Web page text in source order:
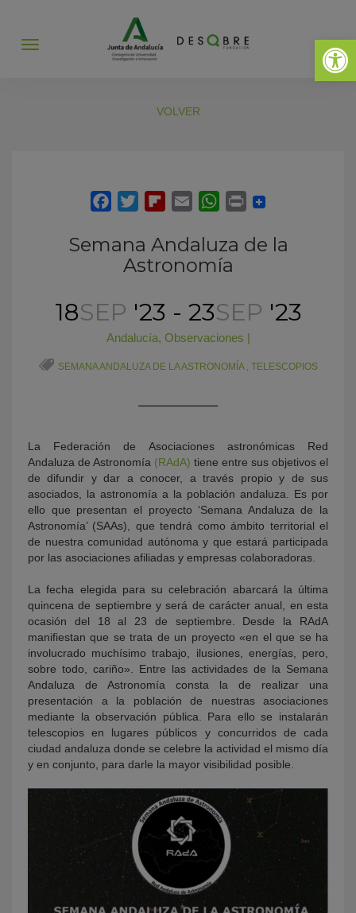
Abrir
Abrir
VOLVER
Semana Andaluza de la
Astronomía
18SEP '23 - 23SEP '23
Andalucía, Observaciones |
SEMANA ANDALUZA DE LA ASTRONOMÍA, TELESCOPIOS
La Federación de Asociaciones astronómicas Red
Andaluza de Astronomía (RAdA) tiene entre sus objetivos el
de difundir y dar a conocer, a través propio y de sus
asociados, la astronomía a la población andaluza. Es por
ello que presentan el proyecto ‘Semana Andaluza de la
Astronomía’ (SAAs), que tendrá como ámbito territorial el
de nuestra comunidad autónoma y que estará participada
por las asociaciones afiliadas y empresas colaboradoras.
La fecha elegida para su celebración abarcará la última
quincena de septiembre y será de carácter anual, en esta
ocasión del 18 al 23 de septiembre. Desde la RAdA
manifiestan que se trata de un proyecto «en el que se ha
involucrado muchísimo trabajo, ilusiones, energías, pero,
sobre todo, cariño». Entre las actividades de la Semana
Andaluza de Astronomía consta la de realizar una
presentación a la población de nuestras asociaciones
mediante la observación pública. Para ello se instalarán
telescopios en lugares públicos y concurridos de cada
ciudad andaluza donde se celebre la actividad el mismo día
y en conjunto, para darle la mayor visibilidad posible.